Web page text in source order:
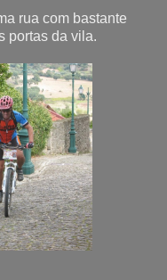
rua com bastante
portas da vila.